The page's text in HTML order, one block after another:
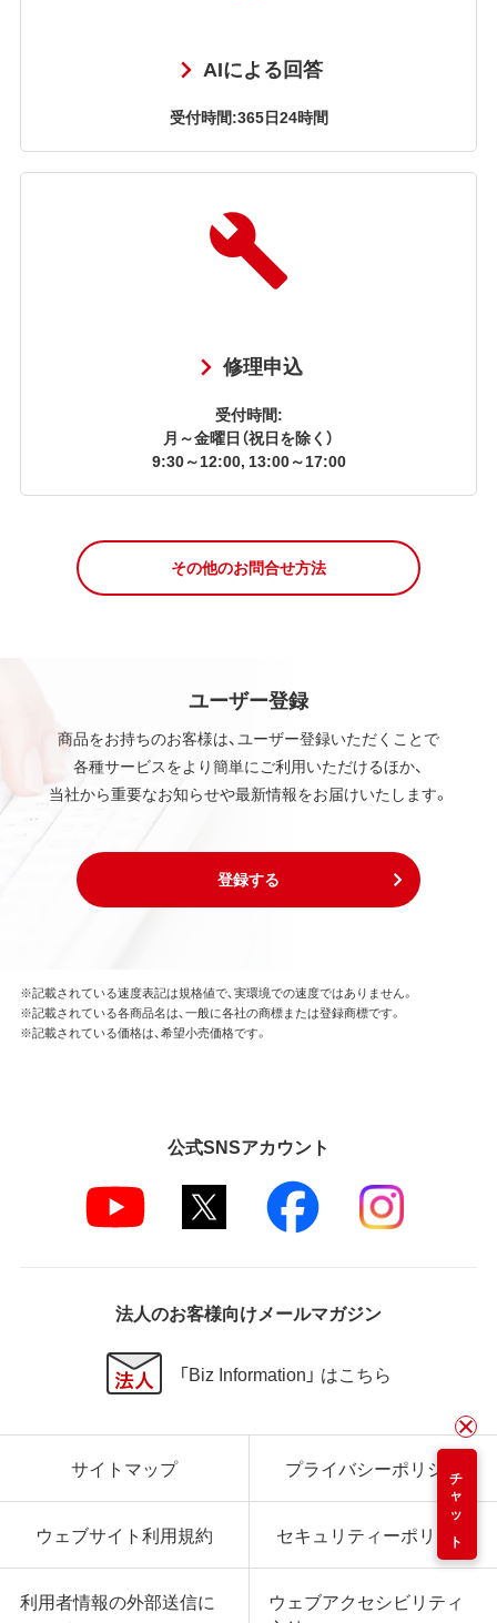
AIによる回答
受付時間:365日24時間
修理申込
受付時間:
月～金曜日（祝日を除く）
9:30～12:00, 13:00～17:00
その他のお問合せ方法
ユーザー登録
商品をお持ちのお客様は、ユーザー登録いただくことで
各種サービスをより簡単にご利用いただけるほか、
当社から重要なお知らせや最新情報をお届けいたします。
登録する
チャット
※記載されている速度表記は規格値で、実環境での速度ではありません。
※記載されている各商品名は、一般に各社の商標または登録商標です。
※記載されている価格は、希望小売価格です。
公式SNSアカウント
法人のお客様向けメールマガジン
「Biz Information」 はこちら
サイトマップ プライバシーポリシー
ウェブサイト利用規約 セキュリティーポリシー
利用者情報の外部送信に
ウェブアクセシビリティ